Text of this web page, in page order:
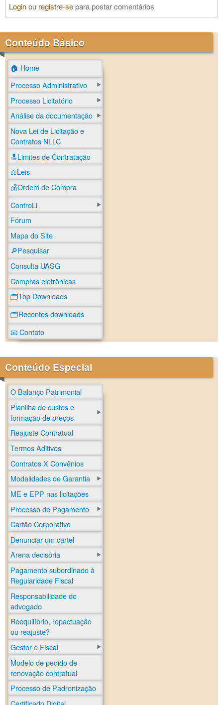
Loginou registre-separa postar comentários
Conteúdo Básico
🏠 Home
Processo Administrativo
Processo Licitatório
Análise da documentação
Nova Lei de Licitação e
Contratos NLLC
🔝Limites de Contratação
⚖️Leis
💰Ordem de Compra
ControLi
Fórum
Mapa do Site
🔎Pesquisar
Consulta UASG
Compras eletrônicas
🗂️Top Downloads
🗂️Recentes downloads
📧 Contato
Conteúdo Especial
O Balanço Patrimonial
Planilha de custos e
formação de preços
Reajuste Contratual
Termos Aditivos
Contratos X Convênios
Modalidades de Garantia
ME e EPP nas licitações
Processo de Pagamento
Cartão Corporativo
Denunciar um cartel
Arena decisória
Pagamento subordinado à
Regularidade Fiscal
Responsabilidade do
advogado
Reequilíbrio, repactuação
ou reajuste?
Gestor e Fiscal
Modelo de pedido de
renovação contratual
Processo de Padronização